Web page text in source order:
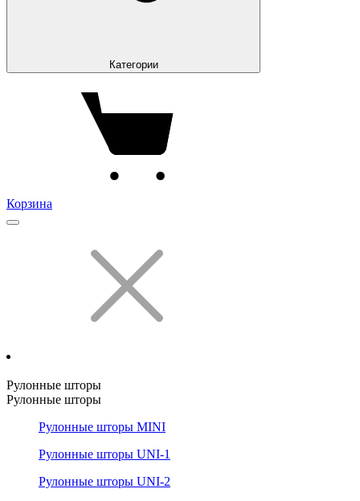
Категории
Корзина
Рулонные шторы
Рулонные шторы
Рулонные шторы MINI
Рулонные шторы UNI-1
Рулонные шторы UNI-2